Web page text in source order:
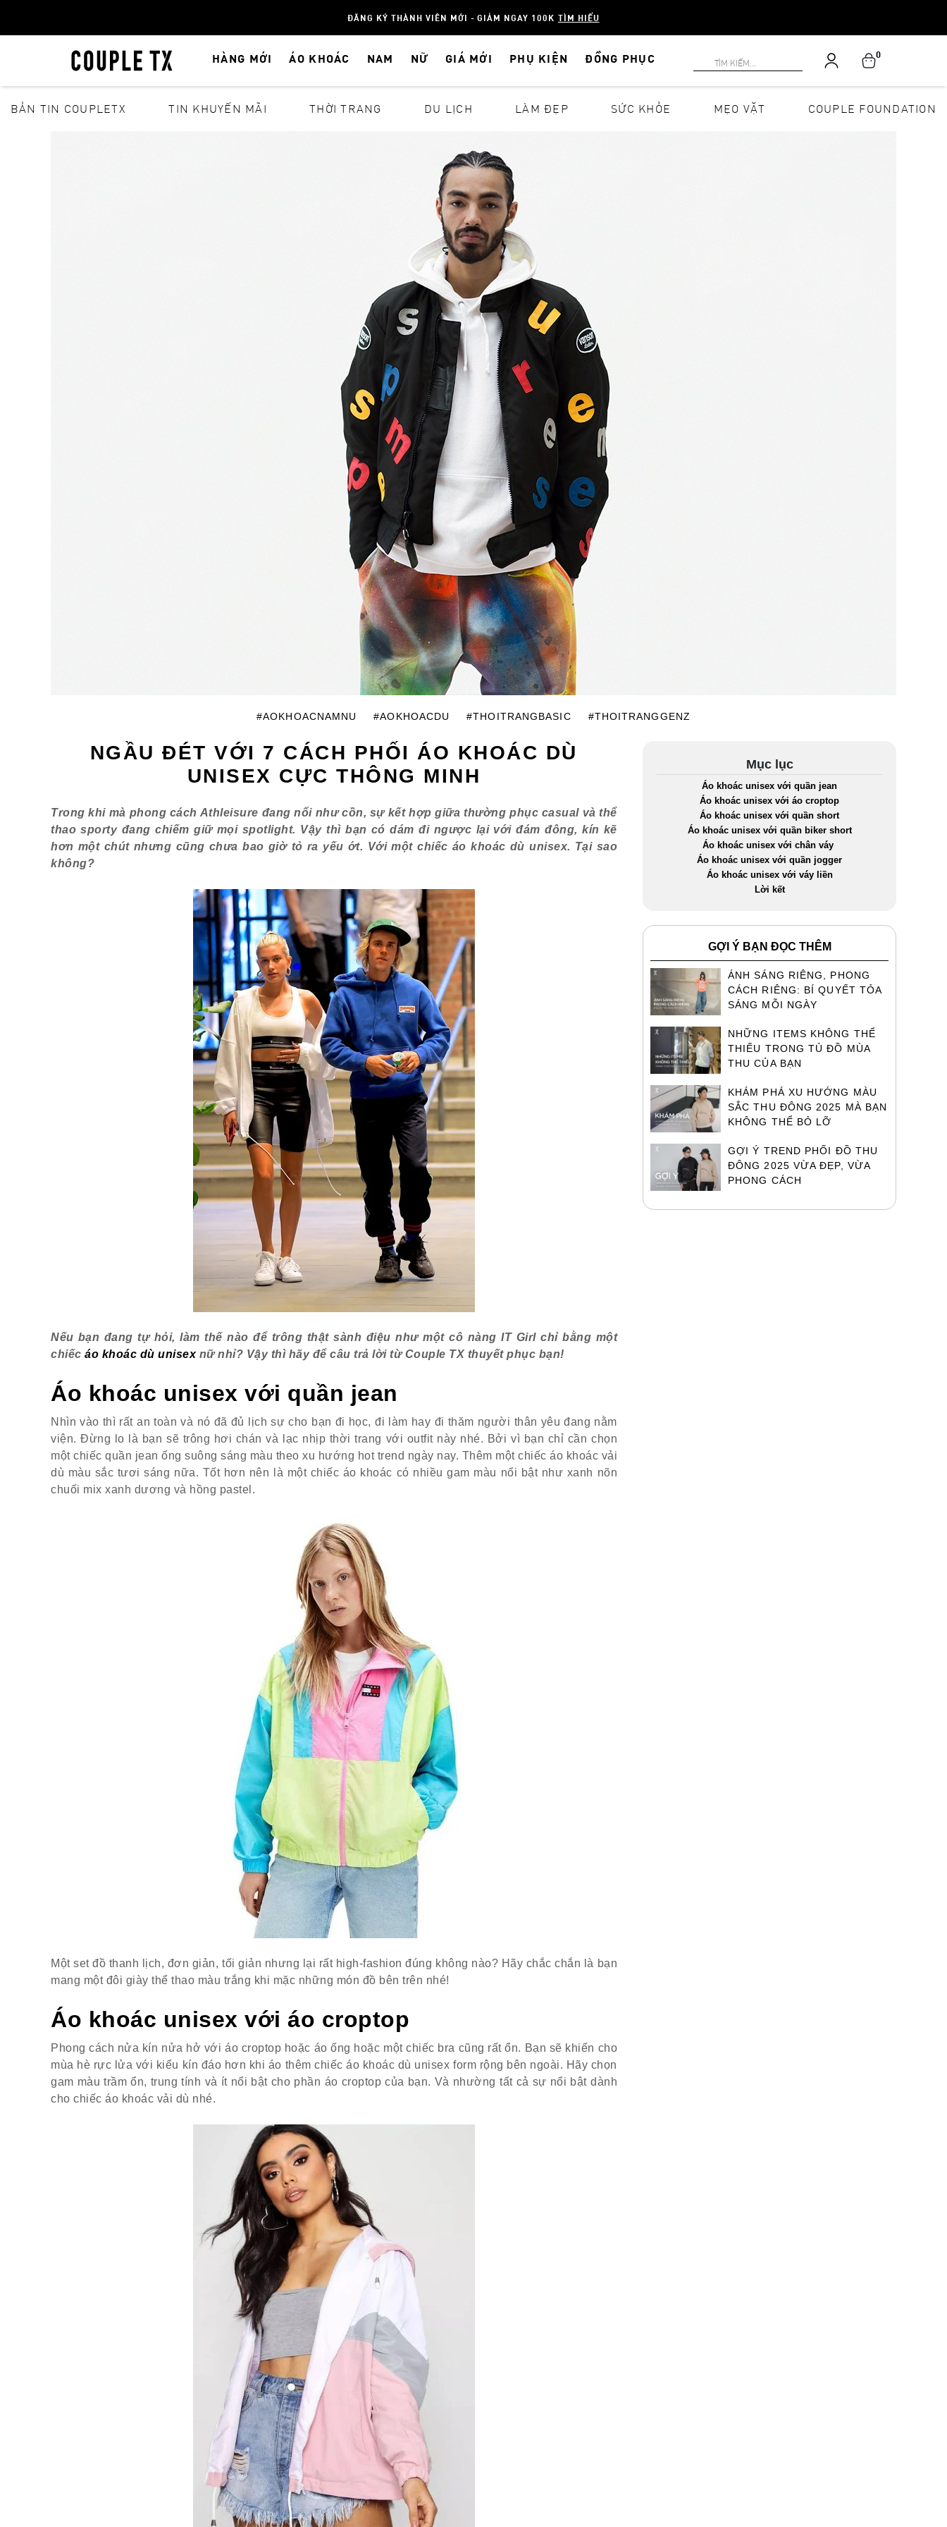
ĐĂNG KÝ THÀNH VIÊN MỚI - GIẢM NGAY 100K TÌM HIỂU
HÀNG MỚI ÁO KHOÁC NAM NỮ GIÁ MỚI PHỤ KIỆN ĐỒNG PHỤC 0
BẢN TIN COUPLETX TIN KHUYẾN MÃI THỜI TRANG DU LỊCH LÀM ĐẸP SỨC KHỎE MẸO VẶT COUPLE FOUNDATION
#AOKHOACNAMNU #AOKHOACDU #THOITRANGBASIC #THOITRANGGENZ
NGẦU ĐÉT VỚI 7 CÁCH PHỐI ÁO KHOÁC DÙ
UNISEX CỰC THÔNG MINH
Trong khi mà phong cách Athleisure đang nổi như cồn, sự kết hợp giữa thường phục casual và thể
thao sporty đang chiếm giữ mọi spotlight. Vậy thì bạn có dám đi ngược lại với đám đông, kín kẽ
hơn một chút nhưng cũng chưa bao giờ tỏ ra yếu ớt. Với một chiếc áo khoác dù unisex. Tại sao
không?
Nếu bạn đang tự hỏi, làm thế nào để trông thật sành điệu như một cô nàng IT Girl chỉ bằng một
chiếc áo khoác dù unisexnữ nhỉ? Vậy thì hãy để câu trả lời từ Couple TX thuyết phục bạn!
Áo khoác unisex với quần jean
Nhìn vào thì rất an toàn và nó đã đủ lịch sự cho bạn đi học, đi làm hay đi thăm người thân yêu đang nằm
viện. Đừng lo là bạn sẽ trông hơi chán và lạc nhịp thời trang với outfit này nhé. Bởi vì bạn chỉ cần chọn
một chiếc quần jean ống suông sáng màu theo xu hướng hot trend ngày nay. Thêm một chiếc áo khoác vải
dù màu sắc tươi sáng nữa. Tốt hơn nên là một chiếc áo khoác có nhiều gam màu nổi bật như xanh nõn
chuối mix xanh dương và hồng pastel.
Một set đồ thanh lịch, đơn giản, tối giản nhưng lại rất high-fashion đúng không nào? Hãy chắc chắn là bạn
mang một đôi giày thể thao màu trắng khi mặc những món đồ bên trên nhé!
Áo khoác unisex với áo croptop
Phong cách nửa kín nửa hở với áo croptop hoặc áo ống hoặc một chiếc bra cũng rất ổn. Bạn sẽ khiến cho
mùa hè rực lửa với kiểu kín đáo hơn khi áo thêm chiếc áo khoác dù unisex form rộng bên ngoài. Hãy chọn
gam màu trầm ổn, trung tính và ít nổi bật cho phần áo croptop của bạn. Và nhường tất cả sự nổi bật dành
cho chiếc áo khoác vải dù nhé.
Mục lục
Áo khoác unisex với quần jean
Áo khoác unisex với áo croptop
Áo khoác unisex với quần short
Áo khoác unisex với quần biker short
Áo khoác unisex với chân váy
Áo khoác unisex với quần jogger
Áo khoác unisex với váy liền
Lời kết
GỢI Ý BẠN ĐỌC THÊM
ÁNH SÁNG RIÊNG, PHONG
CÁCH RIÊNG: BÍ QUYẾT TỎA
SÁNG MỖI NGÀY
NHỮNG ITEMS KHÔNG THỂ
THIẾU TRONG TỦ ĐỒ MÙA
THU CỦA BẠN
KHÁM PHÁ XU HƯỚNG MÀU
SẮC THU ĐÔNG 2025 MÀ BẠN
KHÔNG THỂ BỎ LỠ
GỢI Ý TREND PHỐI ĐỒ THU
ĐÔNG 2025 VỪA ĐẸP, VỪA
PHONG CÁCH